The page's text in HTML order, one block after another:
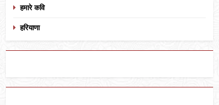
हमारे कवि
हरियाणा